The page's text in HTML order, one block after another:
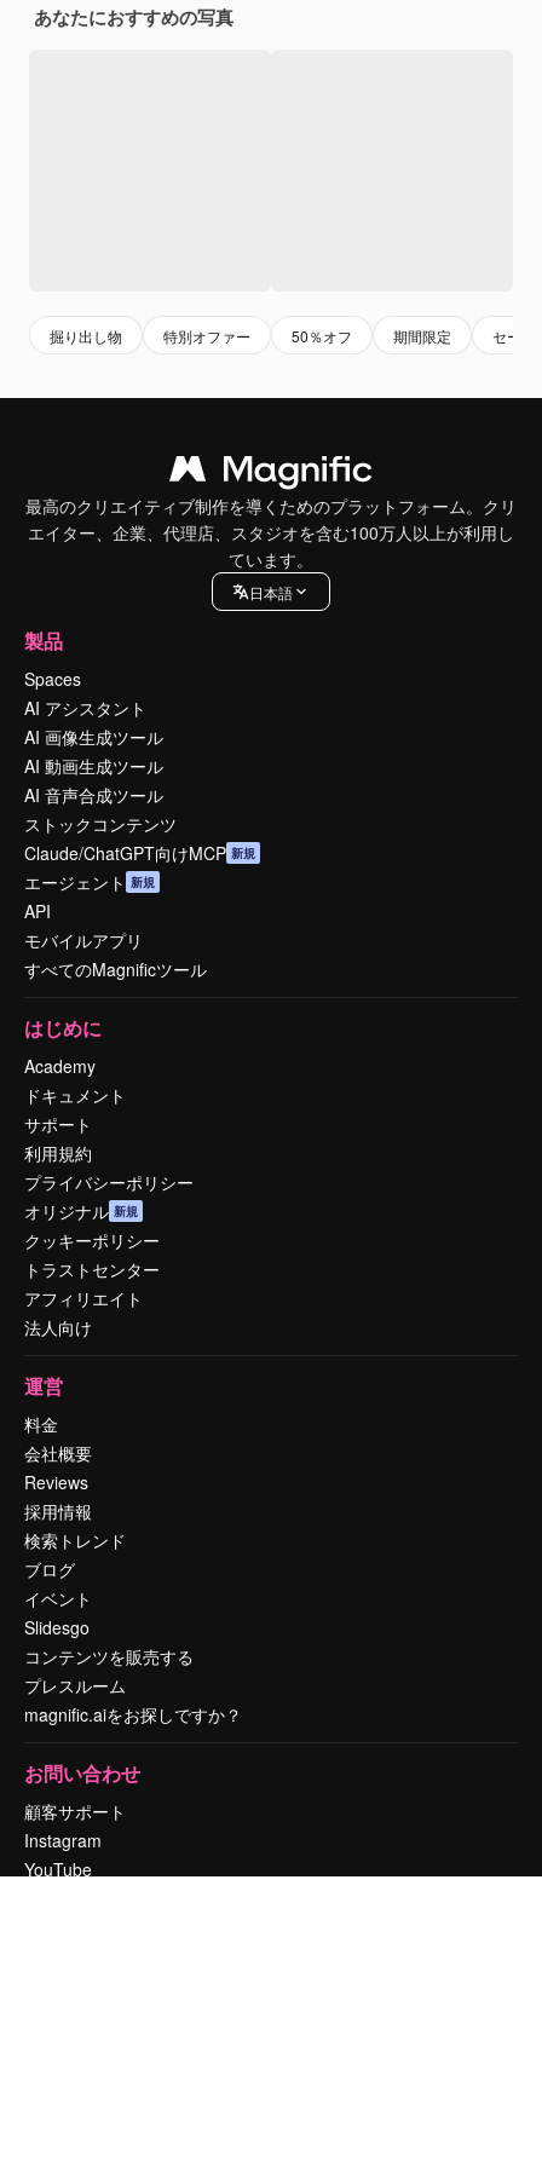
あなたにおすすめの写真
掘り出し物 特別オファー 50％オフ 期間限定 セール
最高のクリエイティブ制作を導くためのプラットフォーム。クリ
エイター、企業、代理店、スタジオを含む100万人以上が利用し
ています。
日本語
製品
Spaces
AI アシスタント
AI 画像生成ツール
AI 動画生成ツール
AI 音声合成ツール
ストックコンテンツ
Claude/ChatGPT向けMCP 新規
エージェント 新規
API
モバイルアプリ
すべてのMagnificツール
はじめに
Academy
ドキュメント
サポート
利用規約
プライバシーポリシー
オリジナル 新規
クッキーポリシー
トラストセンター
アフィリエイト
法人向け
運営
料金
会社概要
Reviews
採用情報
検索トレンド
ブログ
イベント
Slidesgo
コンテンツを販売する
プレスルーム
magnific.aiをお探しですか？
お問い合わせ
顧客サポート
Instagram
YouTube